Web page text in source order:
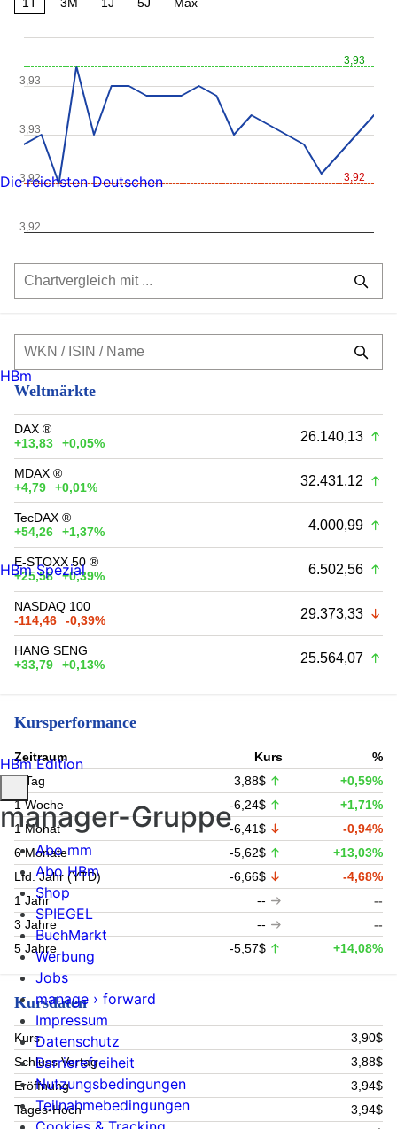
3,93
3,92
3,92
3,92
3,93
3,93
Weltmärkte
DAX ®
+13,83
+0,05% 26.140,13
MDAX ®
+4,79
+0,01% 32.431,12
TecDAX ®
+54,26
+1,37% 4.000,99
E-STOXX 50 ®
+25,58
+0,39% 6.502,56
NASDAQ 100
-114,46
-0,39% 29.373,33
HANG SENG
+33,79
+0,13% 25.564,07
Kursperformance
Zeitraum Kurs
%
1 Tag
3,88$
+0,59%
1 Woche
-6,24$
+1,71%
1 Monat
-6,41$
-0,94%
6 Monate
-5,62$
+13,03%
Lfd. Jahr (YTD)
-6,66$
-4,68%
1 Jahr
--
--
3 Jahre
--
--
5 Jahre
-5,57$ +14,08%
Kursdaten
Kurs
3,90$
Schluss Vortag
3,88$
Eröffnung
3,94$
Tages-Hoch
3,94$
Die reichsten Deutschen
HBm
HBm Spezial
HBm Edition
manager-Gruppe
Abo mm
Abo HBm
Shop
SPIEGEL
BuchMarkt
Werbung
Jobs
manage › forward
Impressum
Datenschutz
Barrierefreiheit
Nutzungsbedingungen
Teilnahmebedingungen